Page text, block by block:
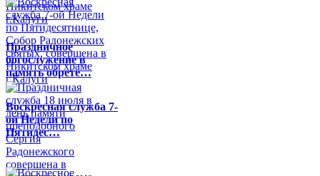
Праздничное
богослужение в
память обрете…
Воскресная служба 7-
ой Недели по
Пятидес…